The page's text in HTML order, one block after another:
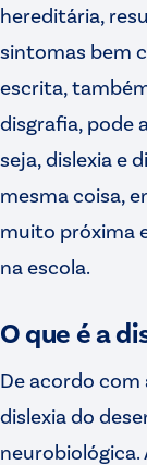
hereditária,
sintomas bem
escrita,
disgrafia, pode
seja, dislexia e
mesma coisa,
muito próxima
na escola.
O que é a
De acordo com
dislexia do